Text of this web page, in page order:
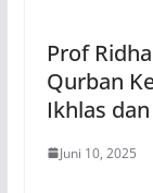
Prof
Qurban
Ikhlas
Juni 10, 2025